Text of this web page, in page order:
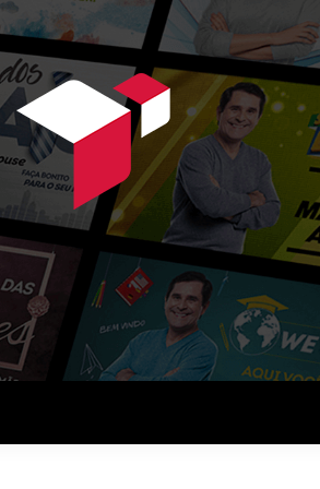
empresas que querem vender mais.